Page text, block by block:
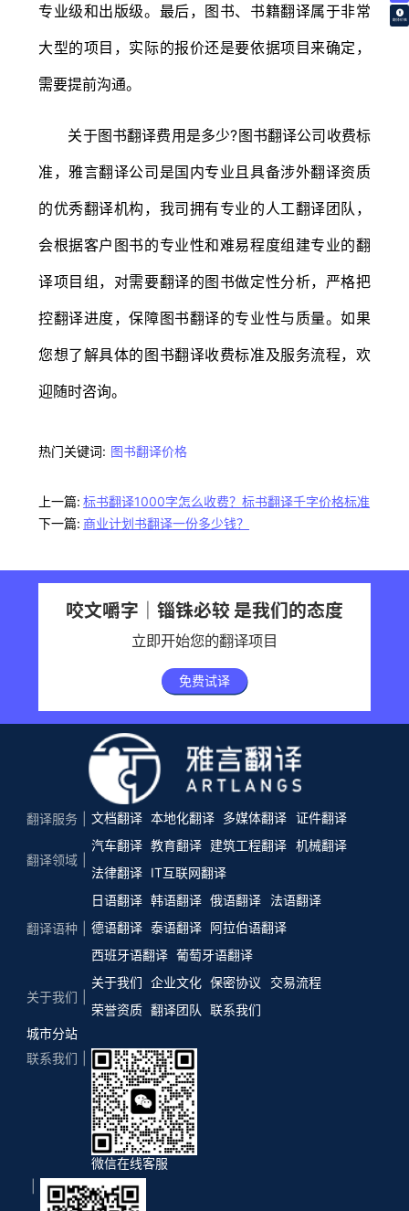
翻译价格
专业级和出版级。最后，图书、书籍翻译属于非常
大型的项目，实际的报价还是要依据项目来确定，
需要提前沟通。
关于图书翻译费用是多少?图书翻译公司收费标
准，雅言翻译公司是国内专业且具备涉外翻译资质
的优秀翻译机构，我司拥有专业的人工翻译团队，
会根据客户图书的专业性和难易程度组建专业的翻
译项目组，对需要翻译的图书做定性分析，严格把
控翻译进度，保障图书翻译的专业性与质量。如果
您想了解具体的图书翻译收费标准及服务流程，欢
迎随时咨询。
热门关键词: 图书翻译价格
上一篇: 标书翻译1000字怎么收费？标书翻译千字价格标准
下一篇: 商业计划书翻译一份多少钱？
咬文嚼字｜锱铢必较 是我们的态度
立即开始您的翻译项目
免费试译
翻译服务 文档翻译 本地化翻译 多媒体翻译 证件翻译
翻译领域
汽车翻译 教育翻译 建筑工程翻译 机械翻译
法律翻译
IT互联网翻译
翻译语种
日语翻译 韩语翻译 俄语翻译
法语翻译
德语翻译 泰语翻译 阿拉伯语翻译
西班牙语翻译 葡萄牙语翻译
关于我们
关于我们 企业文化 保密协议
交易流程
荣誉资质 翻译团队
联系我们
城市分站
联系我们
微信在线客服